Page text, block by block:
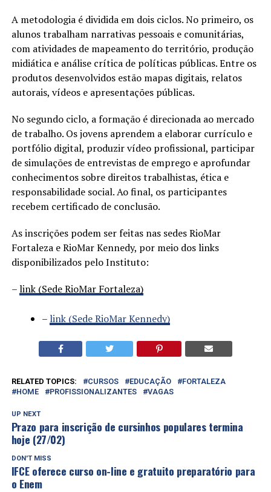
A metodologia é dividida em dois ciclos. No primeiro, os
alunos trabalham narrativas pessoais e comunitárias,
com atividades de mapeamento do território, produção
midiática e análise crítica de políticas públicas. Entre os
produtos desenvolvidos estão mapas digitais, relatos
autorais, vídeos e apresentações públicas.
No segundo ciclo, a formação é direcionada ao mercado
de trabalho. Os jovens aprendem a elaborar currículo e
portfólio digital, produzir vídeo profissional, participar
de simulações de entrevistas de emprego e aprofundar
conhecimentos sobre direitos trabalhistas, ética e
responsabilidade social. Ao final, os participantes
recebem certificado de conclusão.
As inscrições podem ser feitas nas sedes RioMar
Fortaleza e RioMar Kennedy, por meio dos links
disponibilizados pelo Instituto:
–link (Sede RioMar Fortaleza)
– link (Sede RioMar Kennedy)
RELATED TOPICS: CURSOS EDUCAÇÃO
FORTALEZA
HOME
PROFISSIONALIZANTES VAGAS
UP NEXT
Prazo para inscrição de cursinhos populares termina
hoje (27/02)
DON'T MISS
IFCE oferece curso on-line e gratuito preparatório para
o Enem